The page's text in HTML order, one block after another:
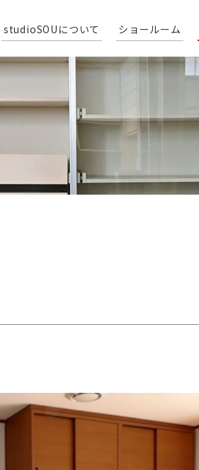
studioSOUについて ショールーム